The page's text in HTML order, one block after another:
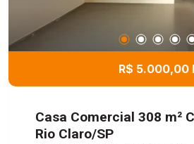
R$ 5.000,00
Casa Comercial 308 m²
Rio Claro/SP